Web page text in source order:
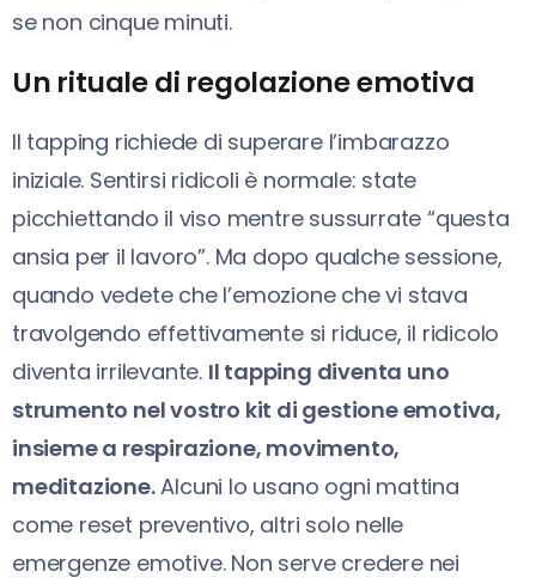
se non cinque minuti.
Un rituale di regolazione emotiva
Il tapping richiede di superare l’imbarazzo
iniziale. Sentirsi ridicoli è normale: state
picchiettando il viso mentre sussurrate “questa
ansia per il lavoro”. Ma dopo qualche sessione,
quando vedete che l’emozione che vi stava
travolgendo effettivamente si riduce, il ridicolo
diventa irrilevante. Il tapping diventa uno
strumento nel vostro kit di gestione emotiva,
insieme a respirazione, movimento,
meditazione.Alcuni lo usano ogni mattina
come reset preventivo, altri solo nelle
emergenze emotive. Non serve credere nei